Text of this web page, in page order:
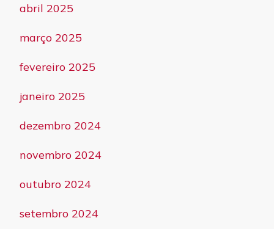
abril 2025
março 2025
fevereiro 2025
janeiro 2025
dezembro 2024
novembro 2024
outubro 2024
setembro 2024